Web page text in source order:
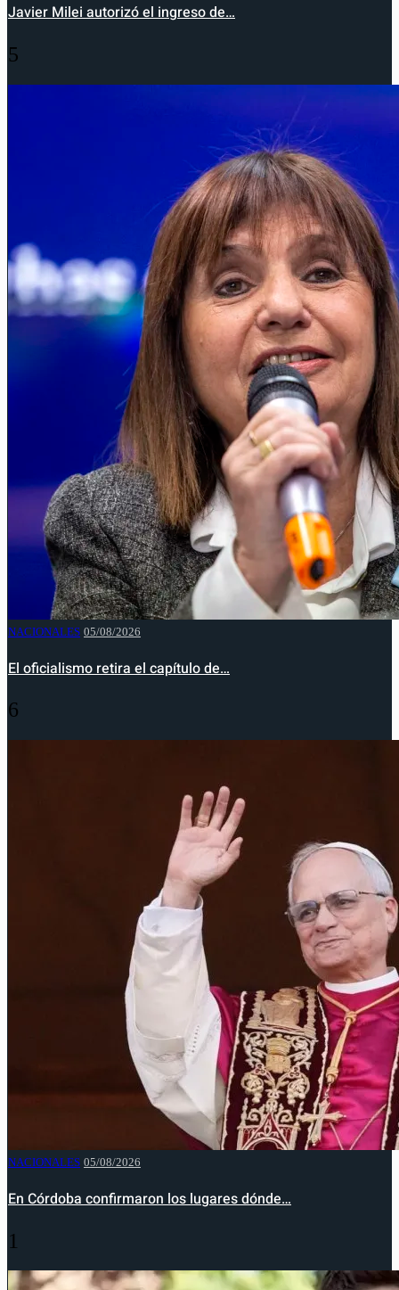
Javier Milei autorizó el ingreso de…
5
NACIONALES 05/08/2026
El oficialismo retira el capítulo de…
6
NACIONALES 05/08/2026
En Córdoba confirmaron los lugares dónde…
1